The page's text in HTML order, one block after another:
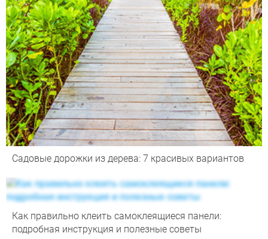
Садовые дорожки из дерева: 7 красивых вариантов
Как правильно клеить самоклеящиеся панели:
подробная инструкция и полезные советы